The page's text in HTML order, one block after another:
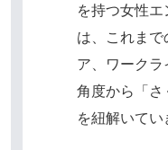
を持つ女性
は、これま
ア、ワーク
角度から「さ
を紐解いてい